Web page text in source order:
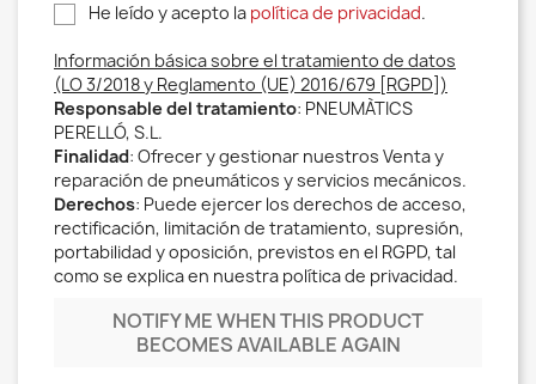
He leído y acepto la política de privacidad.
Información básica sobre el tratamiento de datos
(LO 3/2018 y Reglamento (UE) 2016/679 [RGPD])
Responsable del tratamiento: PNEUMÀTICS
PERELLÓ, S.L.
Finalidad: Ofrecer y gestionar nuestros Venta y
reparación de pneumáticos y servicios mecánicos.
Derechos: Puede ejercer los derechos de acceso,
rectificación, limitación de tratamiento, supresión,
portabilidad y oposición, previstos en el RGPD, tal
como se explica en nuestra política de privacidad.
NOTIFY ME WHEN THIS PRODUCT
BECOMES AVAILABLE AGAIN